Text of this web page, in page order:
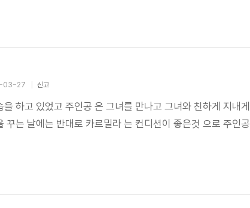
03-27 신고
하고 있었고 주인공 은 그녀를 만나고 그녀와 친하게 지
꾸는 날에는 반대로 카르밀라 는 컨디션이 좋은것 으로 주